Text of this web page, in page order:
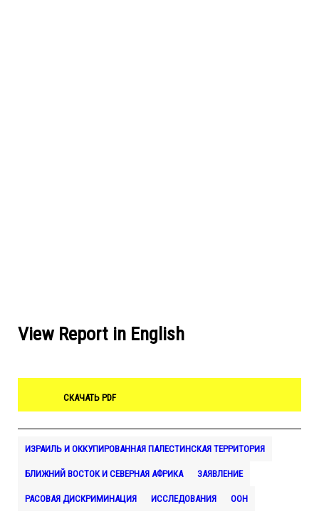
View Report in English
СКАЧАТЬ PDF
ИЗРАИЛЬ И ОККУПИРОВАННАЯ ПАЛЕСТИНСКАЯ ТЕРРИТОРИЯ
БЛИЖНИЙ ВОСТОК И СЕВЕРНАЯ АФРИКА ЗАЯВЛЕНИЕ
РАСОВАЯ ДИСКРИМИНАЦИЯ ИССЛЕДОВАНИЯ ООН